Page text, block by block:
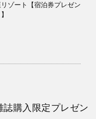
ゾート【宿泊券プレゼン
誌購入限定プレゼン